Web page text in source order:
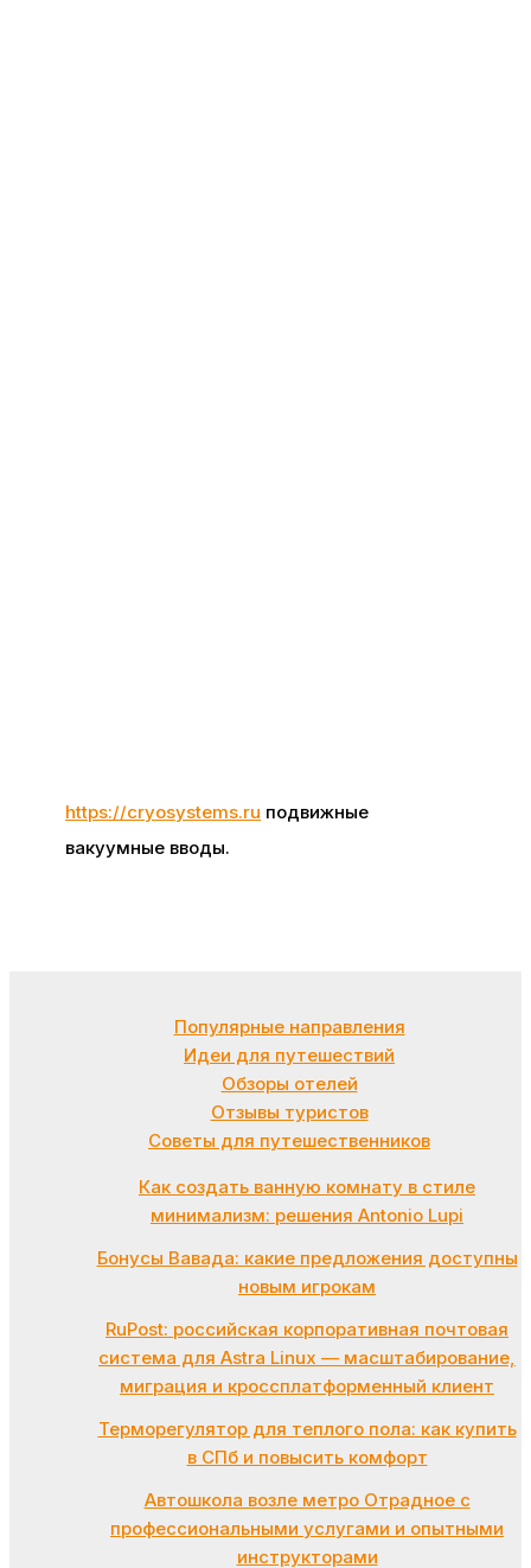
https://cryosystems.ru подвижные
вакуумные вводы.
Популярные направления
Идеи для путешествий
Обзоры отелей
Отзывы туристов
Советы для путешественников
Как создать ванную комнату в стиле
минимализм: решения Antonio Lupi
Бонусы Вавада: какие предложения доступны
новым игрокам
RuPost: российская корпоративная почтовая
система для Astra Linux — масштабирование,
миграция и кроссплатформенный клиент
Терморегулятор для теплого пола: как купить
в СПб и повысить комфорт
Автошкола возле метро Отрадное с
профессиональными услугами и опытными
инструкторами